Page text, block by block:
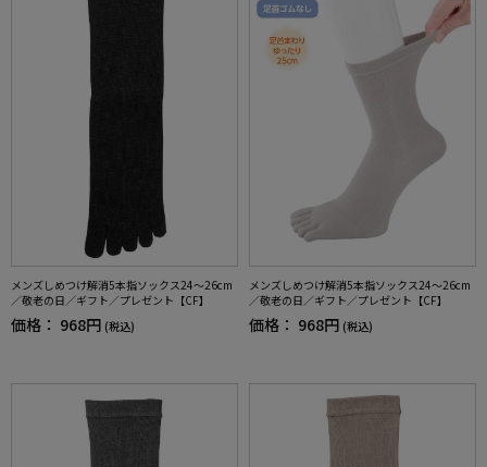
メンズしめつけ解消5本指ソックス24～26cm
／敬老の日／ギフト／プレゼント【CF】
価格： 968円 (税込)
メンズしめつけ解消5本指ソックス24～26cm
／敬老の日／ギフト／プレゼント【CF】
価格： 968円 (税込)